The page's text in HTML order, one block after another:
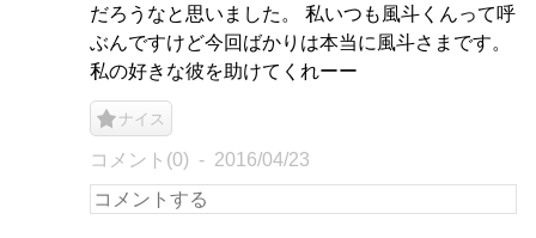
だろうなと思いました。 私いつも風斗くんって呼
ぶんですけど今回ばかりは本当に風斗さまです。
私の好きな彼を助けてくれーー
ナイス
コメント(0) 2016/04/23